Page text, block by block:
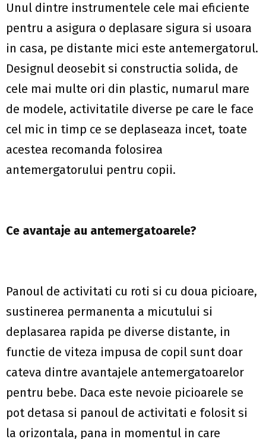
Unul dintre instrumentele cele mai eficiente
pentru a asigura o deplasare sigura si usoara
in casa, pe distante mici este antemergatorul.
Designul deosebit si constructia solida, de
cele mai multe ori din plastic, numarul mare
de modele, activitatile diverse pe care le face
cel mic in timp ce se deplaseaza incet, toate
acestea recomanda folosirea
antemergatorului pentru copii.
Ce avantaje au antemergatoarele?
Panoul de activitati cu roti si cu doua picioare,
sustinerea permanenta a micutului si
deplasarea rapida pe diverse distante, in
functie de viteza impusa de copil sunt doar
cateva dintre avantajele antemergatoarelor
pentru bebe. Daca este nevoie picioarele se
pot detasa si panoul de activitati e folosit si
la orizontala, pana in momentul in care